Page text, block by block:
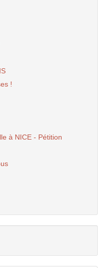
!
à NICE - Pétition